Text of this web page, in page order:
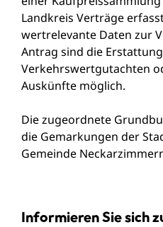
Landkreis Verträge
wertrelevante Daten zur
Antrag sind die
Verkehrswertgutachten
Auskünfte möglich.
Die zugeordnete
die Gemarkungen der
Gemeinde
Informieren Sie sich